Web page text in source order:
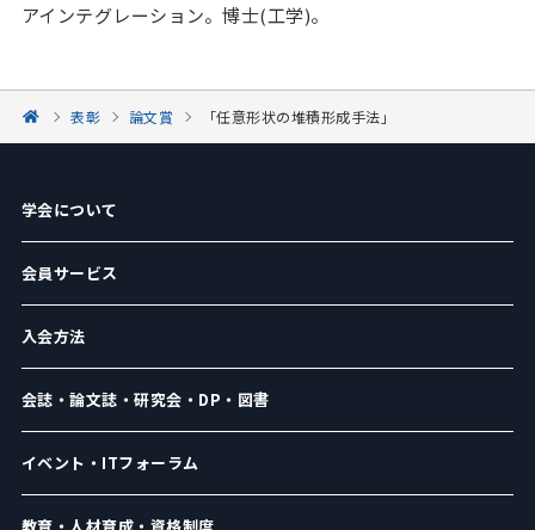
アインテグレーション。博士(工学)。
表彰 論文賞 「任意形状の堆積形成手法」
学会について
会員サービス
入会方法
会誌・論文誌・研究会・DP・図書
イベント・ITフォーラム